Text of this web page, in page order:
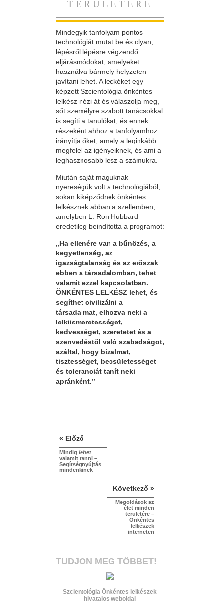
TERÜLETÉRE
Mindegyik tanfolyam pontos
technológiát mutat be és olyan,
lépésről lépésre végzendő
eljárásmódokat, amelyeket
használva bármely helyzeten
javítani lehet. A leckéket egy
képzett Szcientológia önkéntes
lelkész nézi át és válaszolja meg,
sőt személyre szabott tanácsokkal
is segíti a tanulókat, és ennek
részeként ahhoz a tanfolyamhoz
irányítja őket, amely a leginkább
megfelel az igényeiknek, és ami a
leghasznosabb lesz a számukra.
Miután saját maguknak
nyereségük volt a technológiából,
sokan kiképződnek önkéntes
lelkésznek abban a szellemben,
amelyben L. Ron Hubbard
eredetileg beindította a programot:
„Ha ellenére van a bűnözés, a
kegyetlenség, az
igazságtalanság és az erőszak
ebben a társadalomban, tehet
valamit ezzel kapcsolatban.
ÖNKÉNTES LELKÉSZ lehet, és
segíthet civilizálni a
társadalmat, elhozva neki a
lelkiismeretességet,
kedvességet, szeretetet és a
szenvedéstől való szabadságot,
azáltal, hogy bizalmat,
tisztességet, becsületességet
és toleranciát tanít neki
apránként.”
« Előző
Mindig lehet
valamit tenni –
Segítségnyújtás
mindenkinek
Következő »
Megoldások az
élet minden
területére –
Önkéntes
lelkészek
interneten
TUDJON MEG TÖBBET!
Szcientológia Önkéntes lelkészek
hivatalos weboldal